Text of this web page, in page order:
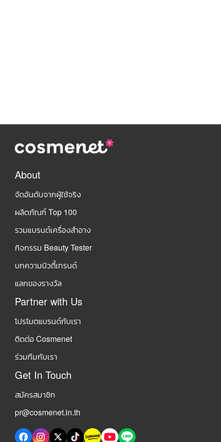
About
จัดอันดับจากผู้ใช้จริง
ผลิตภัณฑ์ Top 100
รวมแบรนด์เครื่องสำอาง
กิจกรรม Beauty Tester
บทความบิวตี้เทรนด์
แลกของรางวัล
Partner with Us
โปรโมตแบรนด์กับเรา
ติดต่อ Cosmenet
ร่วมทีมกับเรา
Get In Touch
สมัครสมาชิก
pr@cosmenet.in.th